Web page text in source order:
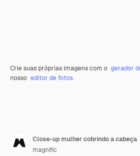
Crie suas próprias imagens com o gerador
nosso editor de fotos.
Close-up mulher cobrindo a cabeça
magnific